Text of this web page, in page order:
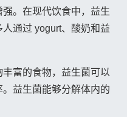
。在现代饮食中，益生
通过 yogurt、酸奶和益
富的食物，益生菌可以
益生菌能够分解体内的